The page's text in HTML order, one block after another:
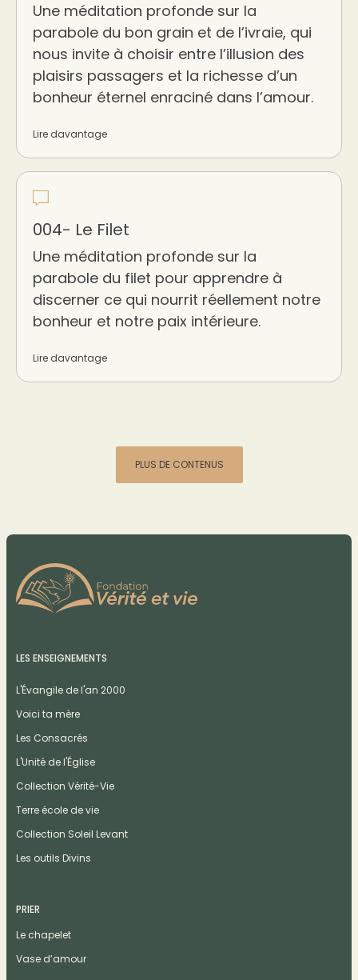
Une méditation profonde sur la
parabole du bon grain et de l’ivraie, qui
nous invite à choisir entre l’illusion des
plaisirs passagers et la richesse d’un
bonheur éternel enraciné dans l’amour.
Lire davantage
004- Le Filet
Une méditation profonde sur la
parabole du filet pour apprendre à
discerner ce qui nourrit réellement notre
bonheur et notre paix intérieure.
Lire davantage
PLUS DE CONTENUS
LES ENSEIGNEMENTS
L'Évangile de l'an 2000
Voici ta mère
Les Consacrés
L'Unité de l'Église
Collection Vérité-Vie
Terre école de vie
Collection Soleil Levant
Les outils Divins
PRIER
Le chapelet
Vase d’amour